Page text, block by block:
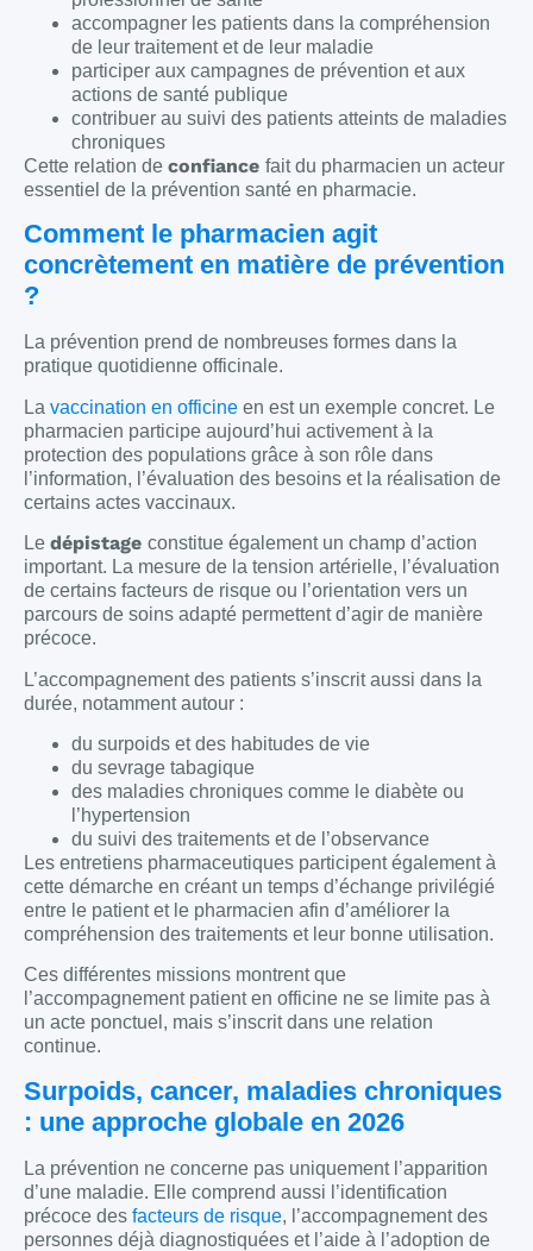
accompagner les patients dans la compréhension
de leur traitement et de leur maladie
participer aux campagnes de prévention et aux
actions de santé publique
contribuer au suivi des patients atteints de maladies
chroniques
Cette relation de confiance fait du pharmacien un acteur
essentiel de la prévention santé en pharmacie.
Comment le pharmacien agit
concrètement en matière de prévention
?
La prévention prend de nombreuses formes dans la
pratique quotidienne officinale.
La vaccination en officine en est un exemple concret. Le
pharmacien participe aujourd’hui activement à la
protection des populations grâce à son rôle dans
l’information, l’évaluation des besoins et la réalisation de
certains actes vaccinaux.
Le dépistage constitue également un champ d’action
important. La mesure de la tension artérielle, l’évaluation
de certains facteurs de risque ou l’orientation vers un
parcours de soins adapté permettent d’agir de manière
précoce.
L’accompagnement des patients s’inscrit aussi dans la
durée, notamment autour :
du surpoids et des habitudes de vie
du sevrage tabagique
des maladies chroniques comme le diabète ou
l’hypertension
du suivi des traitements et de l’observance
Les entretiens pharmaceutiques participent également à
cette démarche en créant un temps d’échange privilégié
entre le patient et le pharmacien afin d’améliorer la
compréhension des traitements et leur bonne utilisation.
Ces différentes missions montrent que
l’accompagnement patient en officine ne se limite pas à
un acte ponctuel, mais s’inscrit dans une relation
continue.
Surpoids, cancer, maladies chroniques
: une approche globale en 2026
La prévention ne concerne pas uniquement l’apparition
d’une maladie. Elle comprend aussi l’identification
précoce des facteurs de risque, l’accompagnement des
personnes déjà diagnostiquées et l’aide à l’adoption de